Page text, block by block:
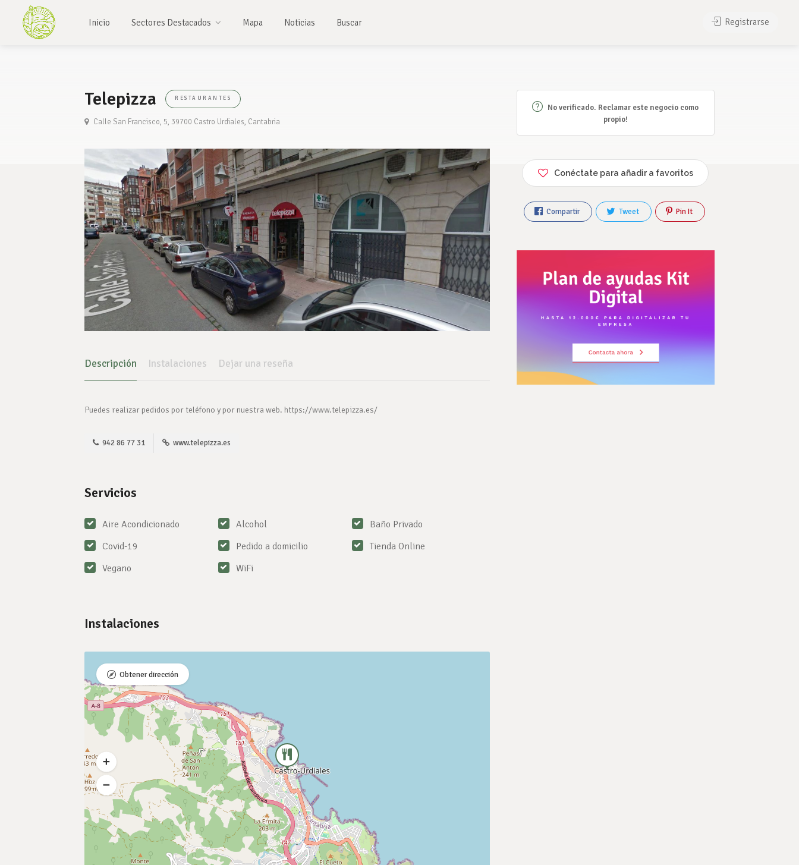
Inicio Sectores Destacados Mapa Noticias Buscar Registrarse
Telepizza RESTAURANTES
Calle San Francisco, 5, 39700 Castro Urdiales, Cantabria
Descripción Instalaciones Dejar una reseña
Puedes realizar pedidos por teléfono y por nuestra web. https://www.telepizza.es/
942 86 77 31 www.telepizza.es
Servicios
Aire Acondicionado Alcohol
Baño Privado
Covid-19
Pedido a domicilio
Tienda Online
Vegano
WiFi
Instalaciones
Obtener dirección
No verificado. Reclamar este negocio como
propio!
Conéctate para añadir a favoritos
Compartir Tweet Pin It